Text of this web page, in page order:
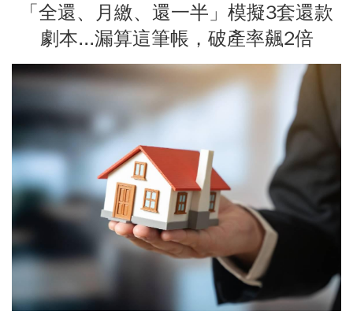
「全還、月繳、還一半」模擬3套還款
劇本...漏算這筆帳，破產率飆2倍